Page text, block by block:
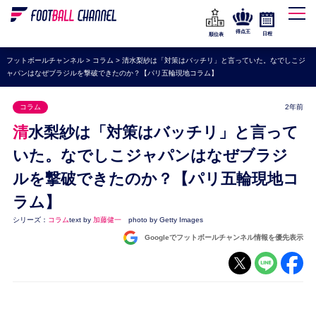
WEリーグ
海外サッカー
プレミアリーグ
セリエA
ブンデスリーガ
UEFA
ナショナルチーム
順位表
得点王 日程
フットボールチャンネル> コラム > 清水梨紗は「対策はバッチリ」と言っていた。なでしこジ
ャパンはなぜブラジルを撃破できたのか？【パリ五輪現地コラム】
コラム 2年前
清水梨紗は「対策はバッチリ」と言って
いた。なでしこジャパンはなぜブラジ
ルを撃破できたのか？【パリ五輪現地コ
ラム】
シリーズ： コラムtext by 加藤健一 photo by Getty Images
Googleでフットボールチャンネル情報を優先表示